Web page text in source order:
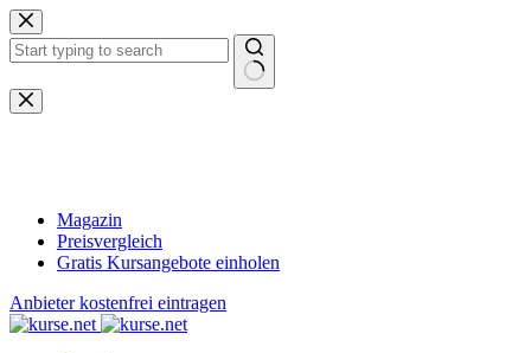
Zum
Inhalt
springen
Keine
Ergebnisse
Magazin
Preisvergleich
Gratis Kursangebote einholen
Anbieter kostenfrei eintragen